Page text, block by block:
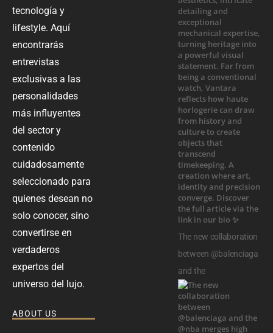
tecnología y
lifestyle. Aquí
encontrarás
entrevistas
exclusivas a las
personalidades
más influyentes
del sector y
contenido
cuidadosamente
seleccionado para
quienes desean no
solo conocer, sino
convertirse en
verdaderos
expertos del
universo del lujo.
ABOUT US
The new collaboration
between @balenciaga
and the